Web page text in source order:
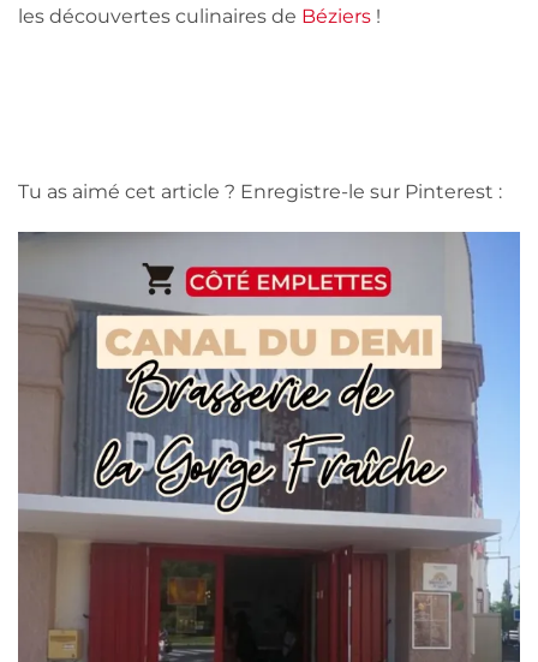
les découvertes culinaires de Béziers !
Tu as aimé cet article ? Enregistre-le sur Pinterest :